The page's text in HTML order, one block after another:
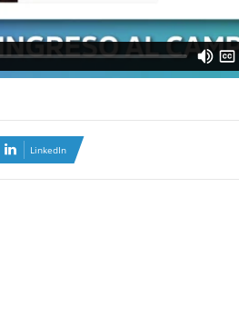
LinkedIn